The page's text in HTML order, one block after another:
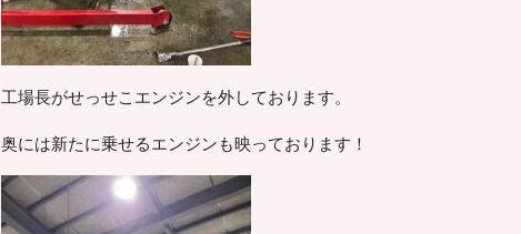
工場長がせっせこエンジンを外しております。
奥には新たに乗せるエンジンも映っております！